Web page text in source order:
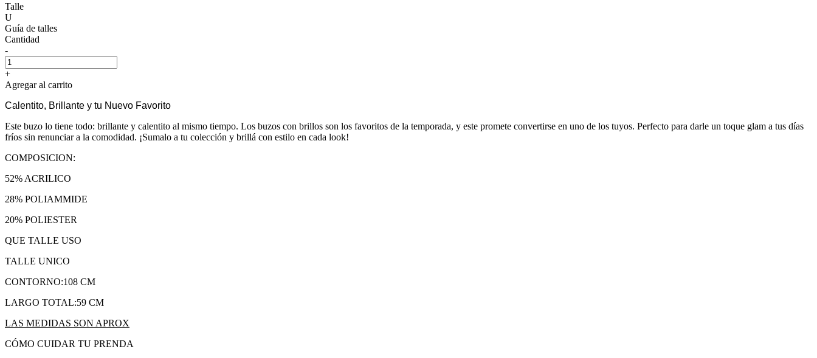
Talle
U
Guía de talles
Cantidad
-
+
Agregar al carrito
Calentito, Brillante y tu Nuevo Favorito
Este buzo lo tiene todo: brillante y calentito al mismo tiempo. Los buzos con brillos son los favoritos de la temporada, y este promete convertirse en uno de los tuyos. Perfecto para darle un toque glam a tus días
fríos sin renunciar a la comodidad. ¡Sumalo a tu colección y brillá con estilo en cada look!
COMPOSICION:
52% ACRILICO
28% POLIAMMIDE
20% POLIESTER
QUE TALLE USO
TALLE UNICO
CONTORNO:108 CM
LARGO TOTAL:59 CM
LAS MEDIDAS SON APROX
CÓMO CUIDAR TU PRENDA